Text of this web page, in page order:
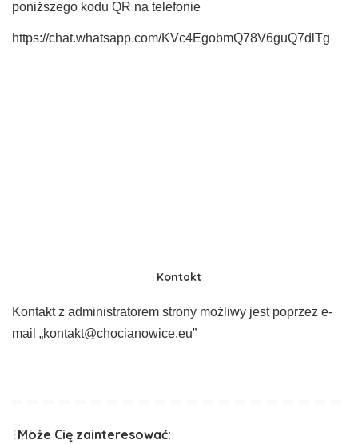
poniższego kodu QR na telefonie
https://chat.whatsapp.com/KVc4EgobmQ78V6guQ7dlTg
Kontakt
Kontakt z administratorem strony możliwy jest poprzez e-
mail „kontakt@chocianowice.eu”
Może Cię zainteresować: